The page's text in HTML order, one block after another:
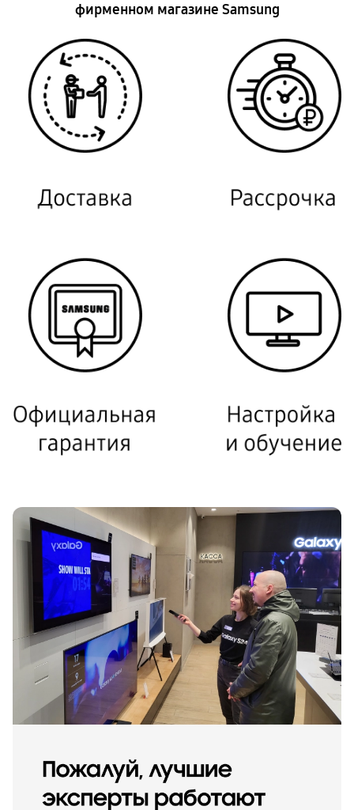
фирменном магазине Samsung